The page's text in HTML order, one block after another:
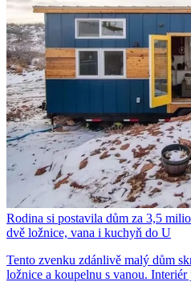
Rodina si postavila dům za 3,5
dvě ložnice, vana i kuchyň do U
Tento zvenku zdánlivě malý dům
ložnice a koupelnu s vanou.